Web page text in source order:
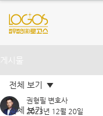
게시물
전체 보기
전체 보기
권형필 변호사
2023년 12월 20일